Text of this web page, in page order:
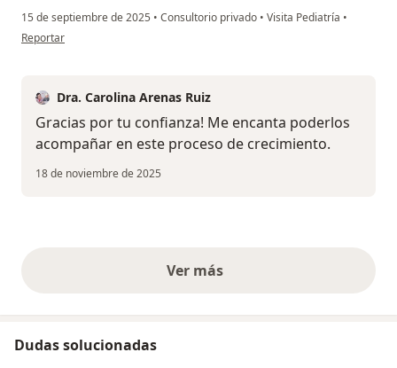
15 de septiembre de 2025 • Consultorio privado • Visita Pediatría •
en opinión del usuario Jhoana David
Reportar
Dra. Carolina Arenas Ruiz
Gracias por tu confianza! Me encanta poderlos
acompañar en este proceso de crecimiento.
18 de noviembre de 2025
Ver másopiniones anteriores
Dudas solucionadas